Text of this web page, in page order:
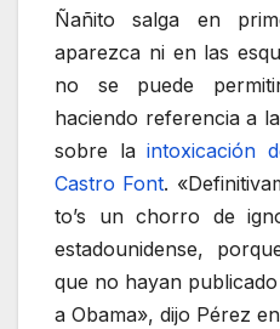
Ñañito salga en
aparezca ni en las
no se puede
haciendo referencia a
sobre laintoxicación
Castro Font.
to’s un chorro de
estadounidense,
que no hayan
a Obama», dijo Pérez